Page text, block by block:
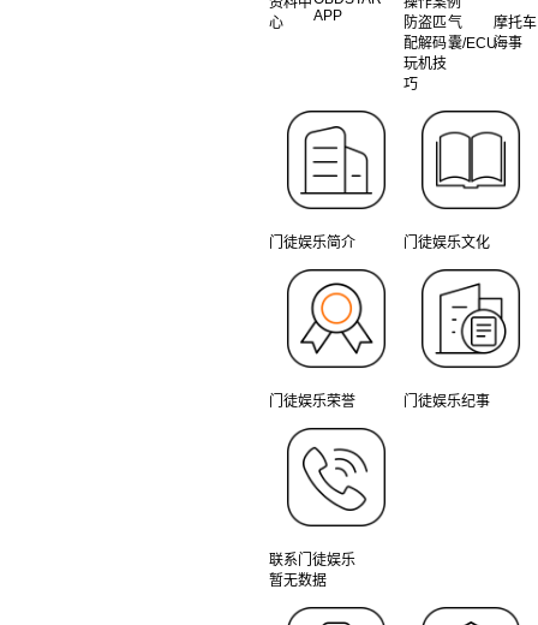
心
APP
防盗匹
配解码
气
囊/ECU
摩托车
海事
玩机技
巧
门徒娱乐简介 门徒娱乐文化
门徒娱乐荣誉 门徒娱乐纪事
联系门徒娱乐
暂无数据